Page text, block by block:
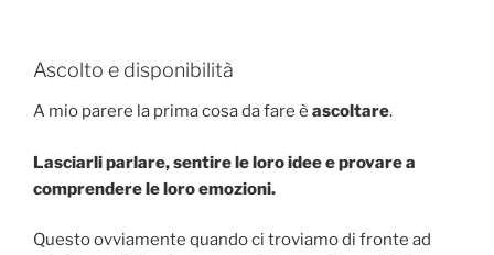
Ascolto e disponibilità
A mio parere la prima cosa da fare è ascoltare.
Lasciarli parlare, sentire le loro idee e provare a
comprendere le loro emozioni.
Questo ovviamente quando ci troviamo di fronte ad